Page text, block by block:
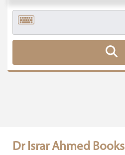
Dr Israr Ahmed Books